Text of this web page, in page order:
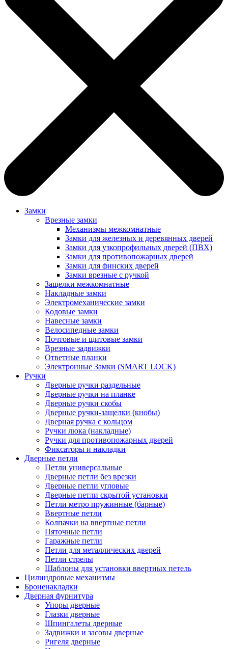
Замки
Врезные замки
Механизмы межкомнатные
Замки для железных и деревянных дверей
Замки для узкопрофильных дверей (ПВХ)
Замки для противопожарных дверей
Замки для финских дверей
Замки врезные с ручкой
Защелки межкомнатные
Накладные замки
Электромеханические замки
Кодовые замки
Навесные замки
Велосипедные замки
Почтовые и щитовые замки
Врезные задвижки
Ответные планки
Электронные Замки (SMART LOCK)
Ручки
Дверные ручки раздельные
Дверные ручки на планке
Дверные ручки скобы
Дверные ручки-защелки (кнобы)
Дверная ручка с кольцом
Ручки люка (накладные)
Ручки для противопожарных дверей
Фиксаторы и накладки
Дверные петли
Петли универсальные
Дверные петли без врезки
Дверные петли угловые
Дверные петли скрытой установки
Петли метро пружинные (барные)
Ввертные петли
Колпачки на ввертные петли
Пяточные петли
Гаражные петли
Петли для металлических дверей
Петли стрелы
Шаблоны для установки ввертных петель
Цилиндровые механизмы
Броненакладки
Дверная фурнитура
Упоры дверные
Глазки дверные
Шпингалеты дверные
Задвижки и засовы дверные
Ригеля дверные